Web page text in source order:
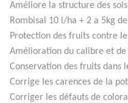
Améliore la structure des
Rombisal 10 l/ha + 2 a 5kg
Protection des fruits contre
Amélioration du calibre et
Conservation des fruits dans
Corrige les carences de la
Corriger les défauts de